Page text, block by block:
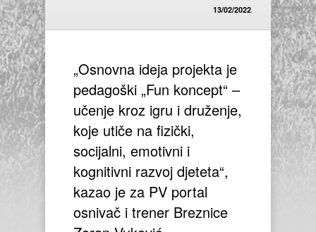
13/02/2022
„Osnovna ideja projekta je
pedagoški „Fun koncept“ –
učenje kroz igru i druženje,
koje utiče na fizički,
socijalni, emotivni i
kognitivni razvoj djeteta“,
kazao je za PV portal
osnivač i trener Breznice